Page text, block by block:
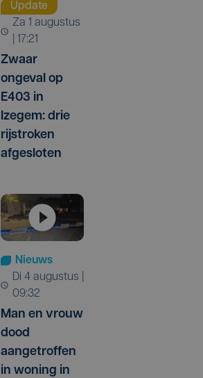
Update
za 1 augustus
| 17:21
Zwaar
ongeval op
E403 in
Izegem: drie
rijstroken
afgesloten
Nieuws
di 4 augustus |
09:32
Man en vrouw
dood
aangetroffen
in woning in